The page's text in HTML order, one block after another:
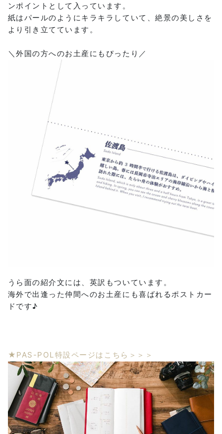
ンポイントとして入っています。
紙はパールのようにキラキラしていて、絶景の美しさを
より引き立てています。
＼外国の方へのお土産にもぴったり／
うら面の紹介文には、英訳もついています。
海外で出逢った仲間へのお土産にも喜ばれるポストカー
ドです♪
★PAS-POL特設ページはこちら＞＞＞